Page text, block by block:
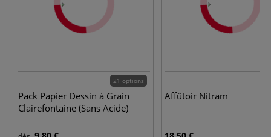
21 options
Pack Papier Dessin à Grain
Clairefontaine (Sans Acide)
Affûtoir Nitram